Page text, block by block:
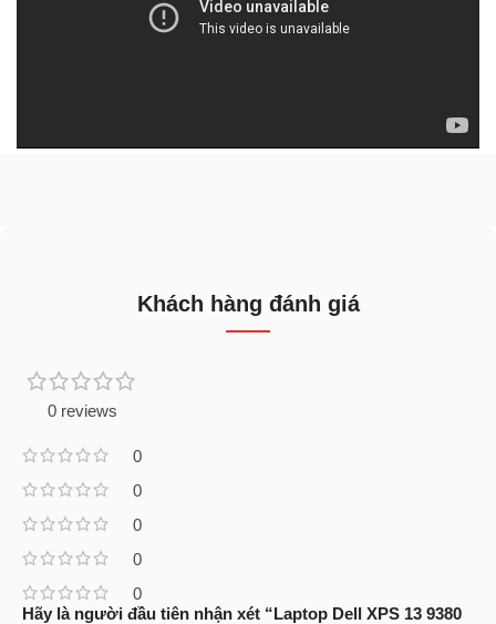
Khách hàng đánh giá
0 reviews
0
0
0
0
0
Hãy là người đầu tiên nhận xét “Laptop Dell XPS 13 9380